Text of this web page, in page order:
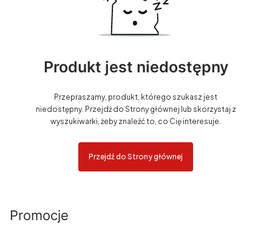
Produkt jest niedostępny
Przepraszamy, produkt, którego szukasz jest
niedostępny. Przejdź do Strony głównej lub skorzystaj z
wyszukiwarki, żeby znaleźć to, co Cię interesuje.
Przejdź do Strony głównej
Promocje